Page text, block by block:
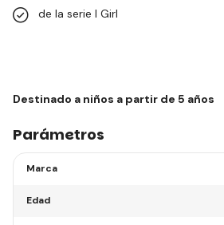
de la serie I Girl
Destinado a niños a partir de 5 años
Parámetros
Marca
Edad